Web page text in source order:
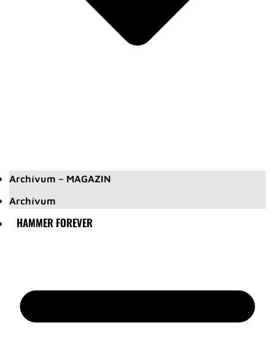
Archívum – MAGAZIN
Archívum
HAMMER FOREVER